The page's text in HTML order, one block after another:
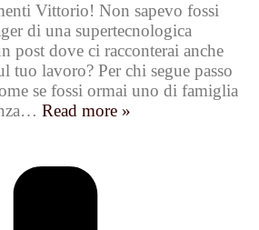
Vittorio! Non sapevo fossi
di una supertecnologica
post dove ci racconterai anche
tuo lavoro? Per chi segue passo
se fossi ormai uno di famiglia
… Read more »